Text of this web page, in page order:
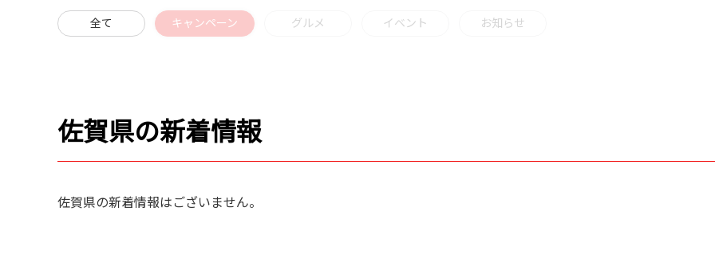
全て キャンペーン グルメ イベント お知らせ
佐賀県の新着情報
佐賀県の新着情報はございません。